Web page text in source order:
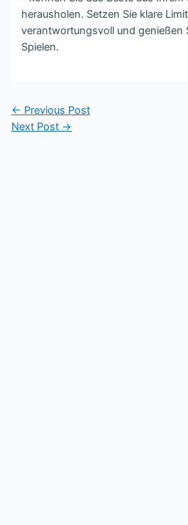
herausholen. Setzen Sie klare
verantwortungsvoll und genießen
Spielen.
Post
navigation
← Previous Post
Next Post →